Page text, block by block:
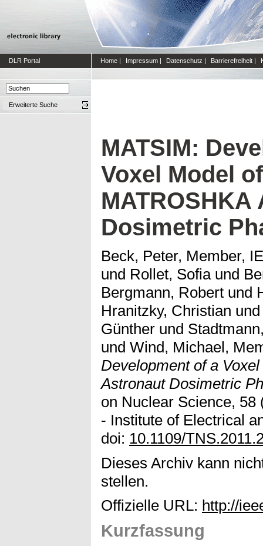
DLR Portal Home | Impressum | Datenschutz | Barrierefreiheit |
Erweiterte Suche
MATSIM:
Voxel Model
Dosimetric
Beck, Peter, Member,
und Rollet, Sofia und
Bergmann, Robert und
Hranitzky, Christian
Günther und
und Wind, Michael,
Development of a
Astronaut Dosimetric
on Nuclear Science, 58
- Institute of Electrical
doi: 10.1109/
Dieses Archiv kann
stellen.
Offizielle URL: http://
Kurzfassung